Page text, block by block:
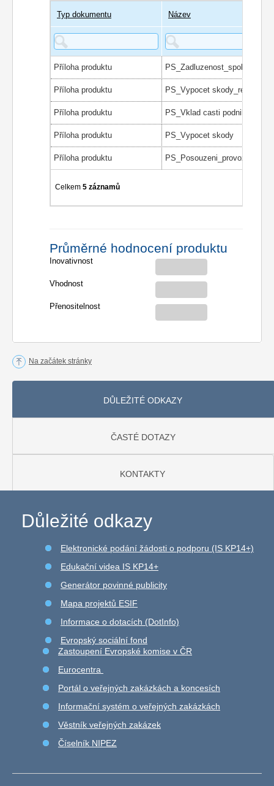
Typ dokumentu Název
Příloha produktu
Příloha produktu PS_Vypocet skody_reseni
Příloha produktu PS_Vklad casti podniku
Příloha produktu PS_Vypocet skody
Příloha produktu
Celkem5 záznamů
Průměrné hodnocení produktu
Inovativnost
Vhodnost
Přenositelnost
Na začátek stránky
DŮLEŽITÉ ODKAZY
ČASTÉ DOTAZY
KONTAKTY
Důležité odkazy
Elektronické podání žádosti o podporu (IS KP14+)
Edukační videa IS KP14+
Generátor povinné publicity
Mapa projektů ESIF
Informace o dotacích (DotInfo)
Evropský sociální fond
Zastoupení Evropské komise v ČR
Eurocentra
Portál o veřejných zakázkách a koncesích
Informační systém o veřejných zakázkách
Věstník veřejných zakázek
Číselník NIPEZ